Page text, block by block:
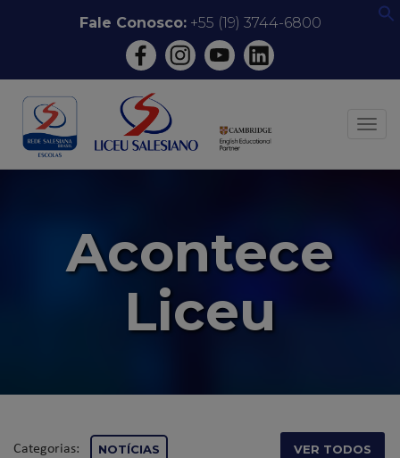
conteúdo
Fale Conosco:+55 (19) 3744-6800
Acontece
Liceu
Categorias: NOTÍCIAS VER TODOS